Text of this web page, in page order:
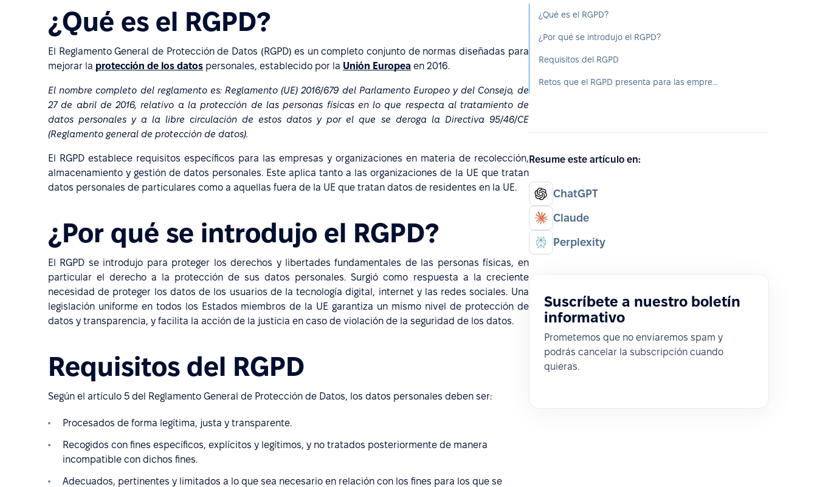
¿Qué es el RGPD?
El Reglamento General de Protección de Datos (RGPD) es un completo conjunto de normas diseñadas para
mejorar la protección de los datos personales, establecido por la Unión Europea en 2016.
El nombre completo del reglamento es: Reglamento (UE) 2016/679 del Parlamento Europeo y del Consejo, de
27 de abril de 2016, relativo a la protección de las personas físicas en lo que respecta al tratamiento de
datos personales y a la libre circulación de estos datos y por el que se deroga la Directiva 95/46/CE
(Reglamento general de protección de datos).
El RGPD establece requisitos específicos para las empresas y organizaciones en materia de recolección,
almacenamiento y gestión de datos personales. Este aplica tanto a las organizaciones de la UE que tratan
datos personales de particulares como a aquellas fuera de la UE que tratan datos de residentes en la UE.
¿Por qué se introdujo el RGPD?
El RGPD se introdujo para proteger los derechos y libertades fundamentales de las personas físicas, en
particular el derecho a la protección de sus datos personales. Surgió como respuesta a la creciente
necesidad de proteger los datos de los usuarios de la tecnología digital, internet y las redes sociales. Una
legislación uniforme en todos los Estados miembros de la UE garantiza un mismo nivel de protección de
datos y transparencia, y facilita la acción de la justicia en caso de violación de la seguridad de los datos.
Requisitos del RGPD
Según el artículo 5 del Reglamento General de Protección de Datos, los datos personales deben ser:
Procesados de forma legítima, justa y transparente.
Recogidos con fines específicos, explícitos y legítimos, y no tratados posteriormente de manera
incompatible con dichos fines.
Adecuados, pertinentes y limitados a lo que sea necesario en relación con los fines para los que se
¿Qué es el RGPD?
¿Por qué se introdujo el RGPD?
Requisitos del RGPD
Retos que el RGPD presenta para las empresas
Resume este artículo en:
ChatGPT
Claude
Perplexity
Suscríbete a nuestro boletín
informativo
Prometemos que no enviaremos spam y
podrás cancelar la subscripción cuando
quieras.